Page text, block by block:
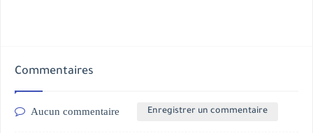
Commentaires
Aucun commentaire Enregistrer un commentaire